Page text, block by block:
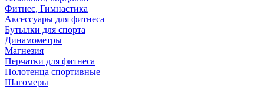
Фитнес, Гимнастика
Аксессуары для фитнеса
Бутылки для спорта
Динамометры
Магнезия
Перчатки для фитнеса
Полотенца спортивные
Шагомеры